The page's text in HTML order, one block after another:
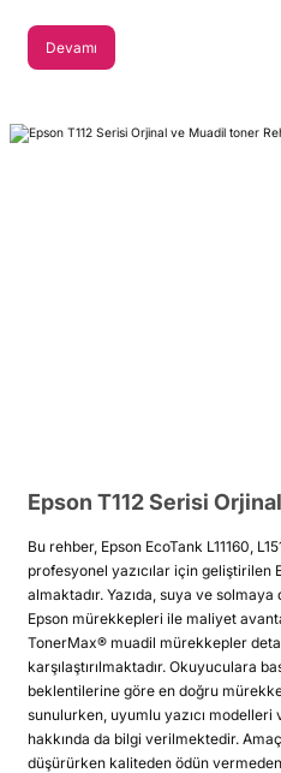
Devamı
Bu rehber, Epson EcoTank L11160,
profesyonel yazıcılar için geliştirilen
almaktadır. Yazıda, suya ve solmaya
Epson mürekkepleri ile maliyet
TonerMax® muadil mürekkepler
karşılaştırılmaktadır. Okuyuculara
beklentilerine göre en doğru
sunulurken, uyumlu yazıcı
hakkında da bilgi verilmektedir.
düşürürken kaliteden ödün vermeden